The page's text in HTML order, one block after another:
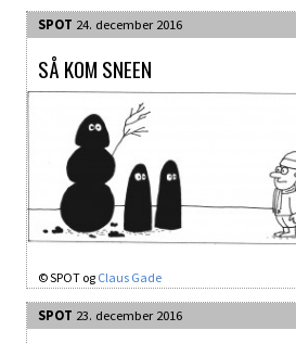
SPOT 24. december 2016
SÅ KOM SNEEN
© SPOT og Claus Gade
SPOT 23. december 2016